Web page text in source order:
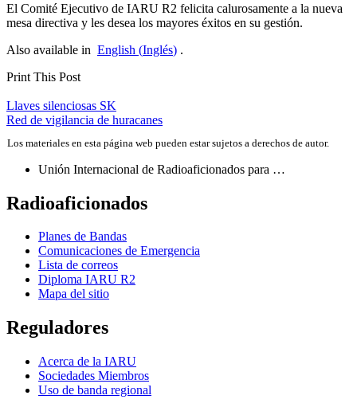
El Comité Ejecutivo de IARU R2 felicita calurosamente a la nueva
mesa directiva y les desea los mayores éxitos en su gestión.
Also available in English (Inglés) .
Print This Post
Navegación
de
entradas
Llaves silenciosas SK
Red de vigilancia de huracanes
Los materiales en esta página web pueden estar sujetos a derechos de autor.
Unión Internacional de Radioaficionados para …
Radioaficionados
Planes de Bandas
Comunicaciones de Emergencia
Lista de correos
Diploma IARU R2
Mapa del sitio
Reguladores
Acerca de la IARU
Sociedades Miembros
Uso de banda regional